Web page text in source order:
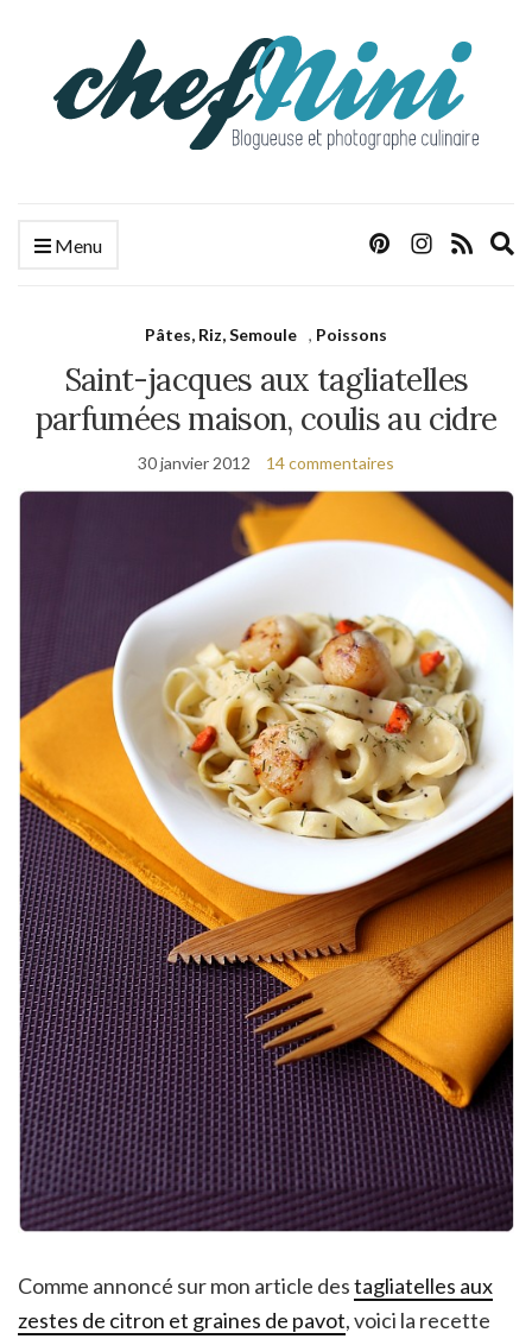
Menu
Pâtes, Riz, Semoule , Poissons
Saint-jacques aux tagliatelles
parfumées maison, coulis au cidre
30 janvier 2012 14 commentaires
Comme annoncé sur mon article destagliatelles aux
zestes de citron et graines de pavot, voici la recette